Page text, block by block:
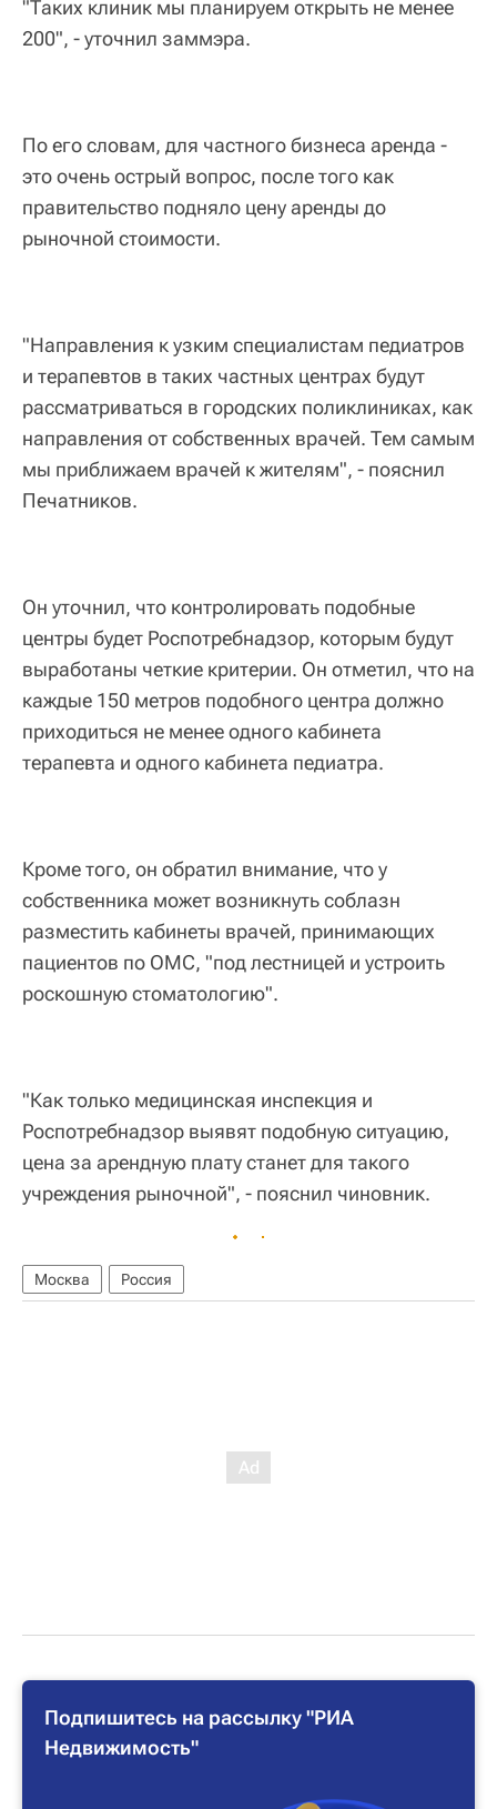
"Таких клиник мы планируем открыть не менее
200", - уточнил заммэра.
По его словам, для частного бизнеса аренда -
это очень острый вопрос, после того как
правительство подняло цену аренды до
рыночной стоимости.
"Направления к узким специалистам педиатров
и терапевтов в таких частных центрах будут
рассматриваться в городских поликлиниках, как
направления от собственных врачей. Тем самым
мы приближаем врачей к жителям", - пояснил
Печатников.
Он уточнил, что контролировать подобные
центры будет Роспотребнадзор, которым будут
выработаны четкие критерии. Он отметил, что на
каждые 150 метров подобного центра должно
приходиться не менее одного кабинета
терапевта и одного кабинета педиатра.
Кроме того, он обратил внимание, что у
собственника может возникнуть соблазн
разместить кабинеты врачей, принимающих
пациентов по ОМС, "под лестницей и устроить
роскошную стоматологию".
"Как только медицинская инспекция и
Роспотребнадзор выявят подобную ситуацию,
цена за арендную плату станет для такого
учреждения рыночной", - пояснил чиновник.
Москва Россия
Подпишитесь на рассылку "РИА
Недвижимость"